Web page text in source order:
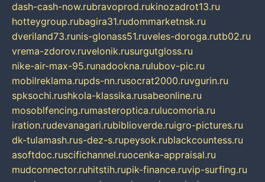
dash-cash-now.rubravoprod.rukinozadrot13.ru
hotteygroup.rubagira31.rudommarketnsk.ru
dveriland73.runis-glonass51.ruveles-doroga.rutb02.ru
vrema-zdorov.ruvelonik.rusurgutgloss.ru
nike-air-max-95.runadookna.rulubov-pic.ru
mobilreklama.rupds-nn.rusocrat2000.ruvgurin.ru
spksochi.rushkola-klassika.rusabeonline.ru
mosoblfencing.rumasteroptica.rulucomoria.ru
iration.rudevanagari.rubiblioverde.ruigro-pictures.ru
dk-tulamash.rus-dez-s.rupeysok.rublackcountess.ru
asoftdoc.ruscifichannel.ruocenka-appraisal.ru
mudconnector.ruhitstih.rupik-finance.ruvip-surfing.ru